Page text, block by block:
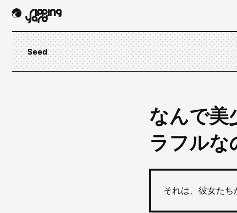
Seed
なんで美
ラフルな
それは、彼女たち